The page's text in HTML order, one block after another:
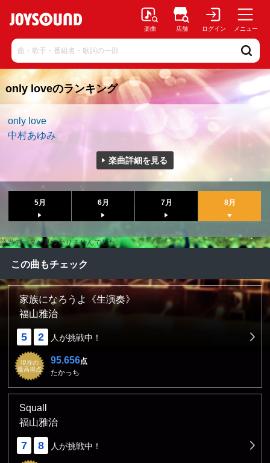
楽曲 店舗 ログイン メニュー
only loveのランキング
only love
中村あゆみ
楽曲詳細を見る
5月 6月 7月 8月
該当データが見つかりませんでした。
この曲もチェック
家族になろうよ《生演奏》
福山雅治
5 2 人が挑戦中！
現在の
最高得点
95.656点
たかっち
Squall
福山雅治
7 8 人が挑戦中！